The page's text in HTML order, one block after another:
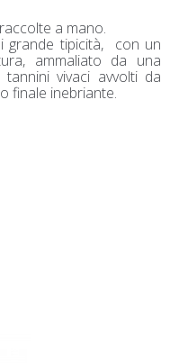
a mano.
grande tipicità, con un
ammaliato da una
vivaci avvolti da
finale inebriante.